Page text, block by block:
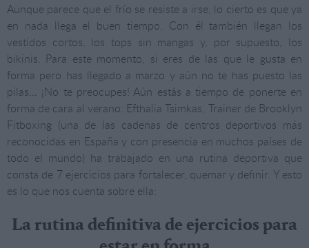
Aunque parece que el frío se resiste a irse, lo cierto es que ya
en nada llega el buen tiempo. Con él también llegan los
vestidos cortos, los tops sin mangas y, por supuesto, los
bikinis. Para este momento, si eres de las que le gusta en
forma pero has llegado a marzo y aún no te has puesto las
pilas… ¡No te preocupes! Aún estás a tiempo de ponerte en
forma de cara al verano: Efthalia Tsimkas, Trainer de Brooklyn
Fitboxing (una de las cadenas de centros deportivos más
reconocidas en España y con presencia en muchos países de
todo el mundo) ha trabajado en una rutina deportiva que
consta de 7 ejercicios para fortalecer, quemar y definir. Y esto
es lo que nos cuenta sobre ella:
La rutina definitiva de ejercicios para